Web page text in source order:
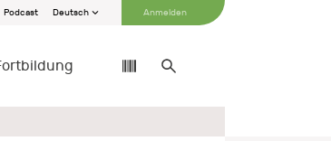
Podcast Deutsch Anmelden